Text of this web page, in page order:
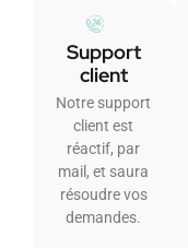
Support
client
Notre support
client est
réactif, par
mail, et saura
résoudre vos
demandes.